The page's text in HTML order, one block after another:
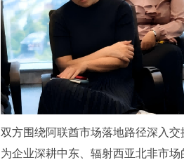
双方围绕阿联酋市场落地路径深入
为企业深耕中东、辐射西亚北非市场